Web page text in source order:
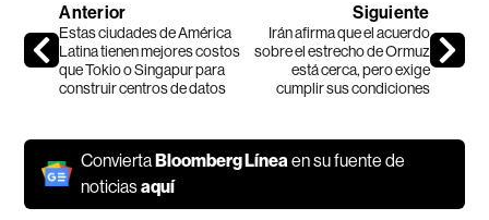
Anterior
Estas ciudades de América
Latina tienen mejores costos
que Tokio o Singapur para
construir centros de datos
Siguiente
Irán afirma que el acuerdo
sobre el estrecho de Ormuz
está cerca, pero exige
cumplir sus condiciones
ConviertaBloomberg Línea en su fuente de
noticiasaquí